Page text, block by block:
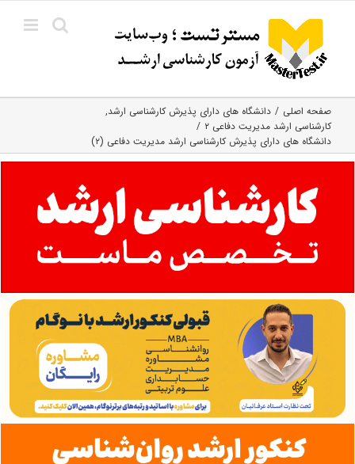
content
صفحه اصلی
دانشگاه های دارای پذیرش کارشناسی ارشد
کارشناسی ارشد مدیریت دفاعی ۲
دانشگاه های دارای پذیرش کارشناسی ارشد مدیریت دفاعی (۲)